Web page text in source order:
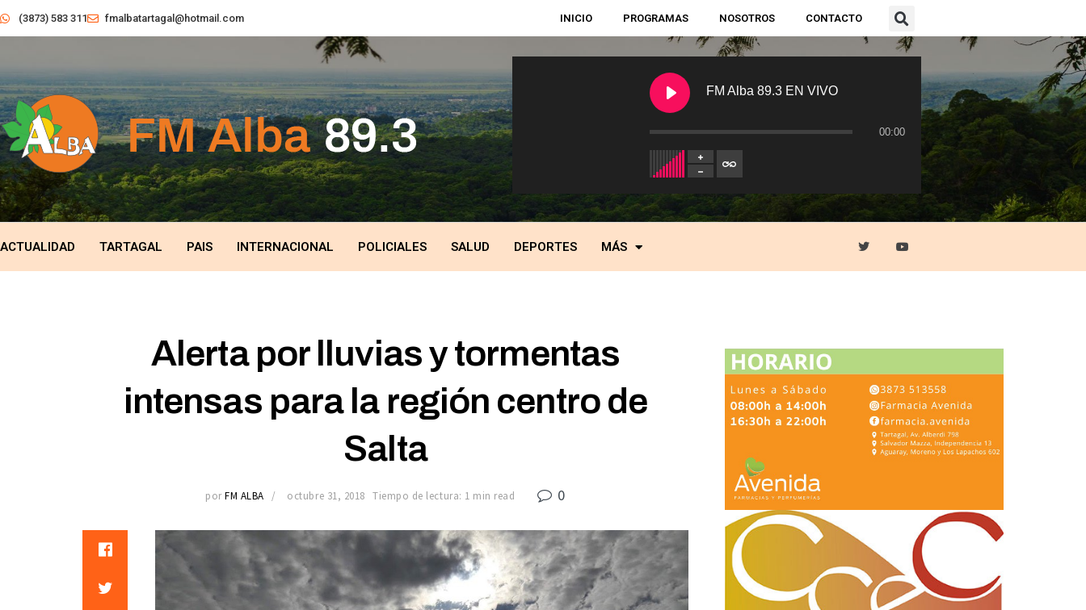
(3873) 583 311 fmalbatartagal@hotmail.com INICIO PROGRAMAS NOSOTROS CONTACTO
FM Alba 89.3 EN VIVO
00:00
ACTUALIDAD TARTAGAL PAIS INTERNACIONAL POLICIALES SALUD DEPORTES MÁS
Alerta por lluvias y tormentas
intensas para la región centro de
Salta
por FM ALBA octubre 31, 2018 Tiempo de lectura: 1 min read 0